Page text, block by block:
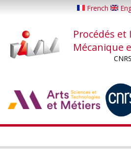
principal
French
Procédés
Mécanique